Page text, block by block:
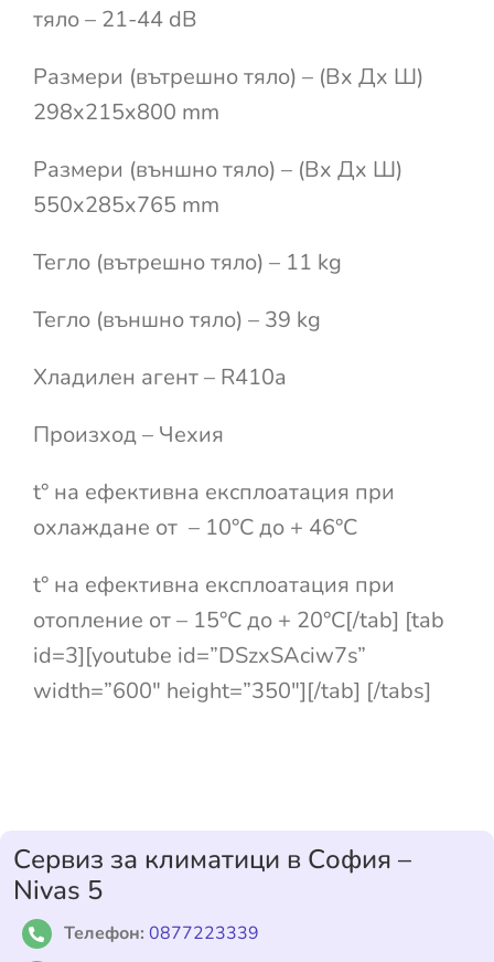
тяло – 21-44 dB
Размери (вътрешно тяло) – (Вx Дx Ш)
298x215x800 mm
Размери (външно тяло) – (Вx Дx Ш)
550x285x765 mm
Тегло (вътрешно тяло) – 11 kg
Тегло (външно тяло) – 39 kg
Хладилен агент – R410a
Произход – Чехия
t° на ефективна експлоатация при
охлаждане от – 10°С до + 46°С
t° на ефективна експлоатация при
отопление от – 15°С до + 20°С[/tab] [tab
id=3][youtube id=”DSzxSAciw7s”
width=”600″ height=”350″][/tab] [/tabs]
Сервиз за климатици в София –
Nivas 5
Телефон: 0877223339